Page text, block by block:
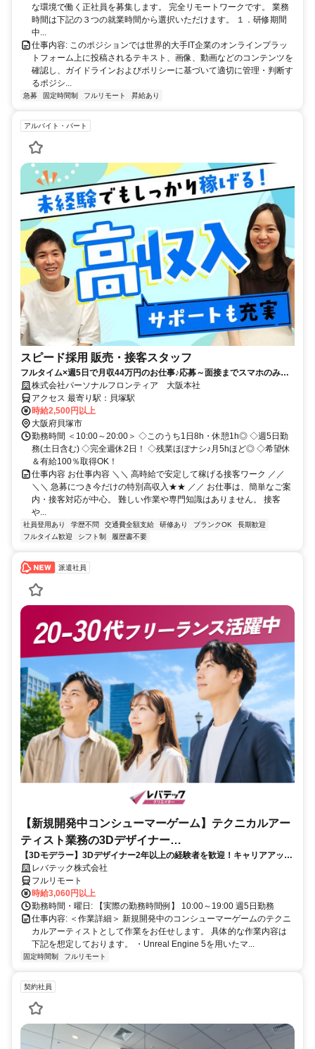
な環境で働く正社員を募集します。 完全リモートワークです。 業務
時間は下記の３つの就業時間から選択いただけます。 １．研修期間
中...
仕事内容: このポジションでは世界的大手IT企業のオンラインプラッ
トフォーム上に投稿されるテキスト、画像、動画などのコンテンツを
確認し、ガイドラインおよびポリシーに基づいて適切に管理・判断す
るポジシ...
急募 固定時間制 フルリモート 昇給あり
アルバイト・パート
スピード採用 販売・接客スタッフ
フルタイム×週5日で月収44万円のお仕事♪応募～面接までスマホのみで
完結！履歴書不要◎
株式会社パーソナルフロンティア 大阪本社
アクセス 最寄り駅：貝塚駅
時給2,500円以上
大阪府貝塚市
勤務時間 ＜10:00～20:00＞ ◇このうち1日8h・休憩1h◎ ◇週5日勤
務(土日含む) ◇完全週休2日！ ◇残業ほぼナシ♪月5hほど◎ ◇希望休
＆有給100％取得OK！
仕事内容 お仕事内容 ＼＼ 高時給で安定して稼げる接客ワーク ／／
＼＼ 急募につき今だけの特別高収入★★ ／／ お仕事は、簡単なご案
内・接客対応が中心。 難しい作業や専門知識はありません。 接客
や...
社員登用あり 学歴不問 交通費全額支給 研修あり ブランクOK
長期歓迎
フルタイム歓迎
シフト制 履歴書不要
派遣社員
【新規開発中コンシューマーゲーム】テクニカルアー
ティスト業務の3Dデザイナー
_LTCR547867_CP_CRG
【3Dモデラー】3Dデザイナー2年以上の経験者を歓迎！キャリアアップ
を目指したい方も大歓迎♪
レバテック株式会社
フルリモート
時給3,060円以上
勤務時間・曜日: 【実際の勤務時間例】 10:00～19:00 週5日勤務
仕事内容: ＜作業詳細＞ 新規開発中のコンシューマーゲームのテクニ
カルアーティストとして作業をお任せします。 具体的な作業内容は
下記を想定しております。 ・Unreal Engine 5を用いたマ...
固定時間制 フルリモート
契約社員